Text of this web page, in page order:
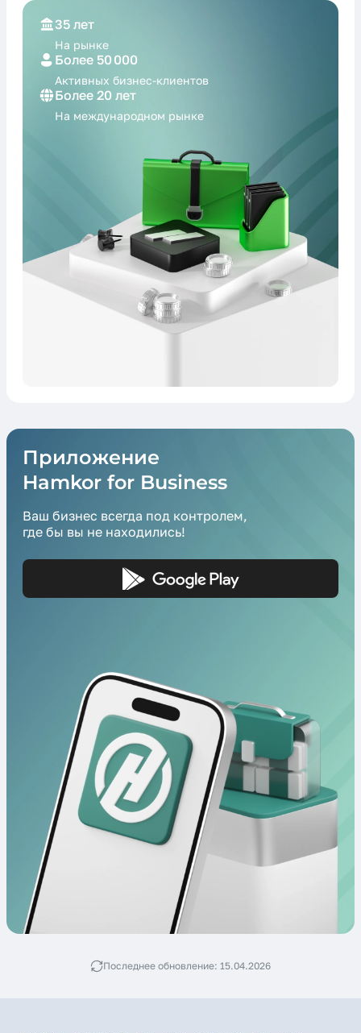
35 лет
На рынке
Более 50 000
Активных бизнес-клиентов
Более 20 лет
На международном рынке
Приложение
Hamkor for Business
Ваш бизнес всегда под контролем,
где бы вы не находились!
Последнее обновление: 15.04.2026